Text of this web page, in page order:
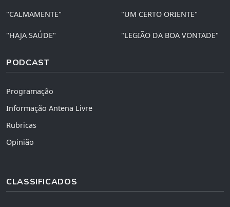
"CALMAMENTE" "UM CERTO ORIENTE"
"HAJA SAÚDE" "LEGIÃO DA BOA VONTADE"
PODCAST
Programação
Informação Antena Livre
Rubricas
Opinião
CLASSIFICADOS